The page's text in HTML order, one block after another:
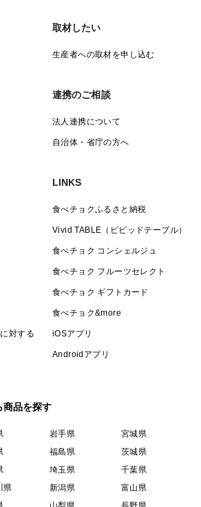
取材したい
生産者への取材を申し込む
連携のご相談
法人連携について
自治体・省庁の方へ
対する
LINKS
食べチョクふるさと納税
Vivid TABLE（ビビッドテーブル）
食べチョク コンシェルジュ
食べチョク フルーツセレクト
食べチョク ギフトカード
食べチョク&more
iOSアプリ
Androidアプリ
商品を探す
岩手県
宮城県
福島県
茨城県
埼玉県
千葉県
県 新潟県
富山県